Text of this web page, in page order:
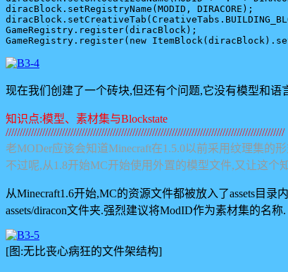
diracBlock.setRegistryName(MODID, DIRACORE);
GameRegistry.register(diracBlock);
现在我们创建了一个砖块,但还有个问题,它没有模型和
知识点:模型、素材集与Blockstate
///////////////////////////////////////////////////////////////////////////////////////////////////
老MODer应该会知道Minecraft在1.5.0以前采用纹理集的
不过呢,从1.8开始MC开始使用外置的模型文件,又让这个
从Minecraft1.6开始,MC的资源文件都被放入了assets目
assets/diracon文件夹.强烈建议将ModID作为素材集的名称.
[图:无比丧心病狂的文件架结构]